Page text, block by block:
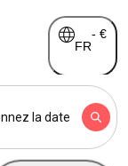
FR
- €
la date